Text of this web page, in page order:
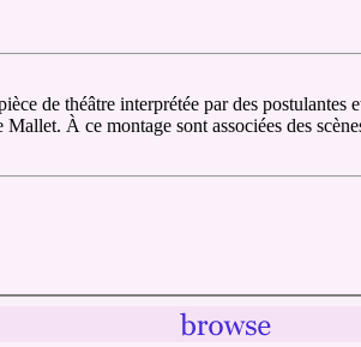
de théâtre interprétée par des
À ce montage sont associées des